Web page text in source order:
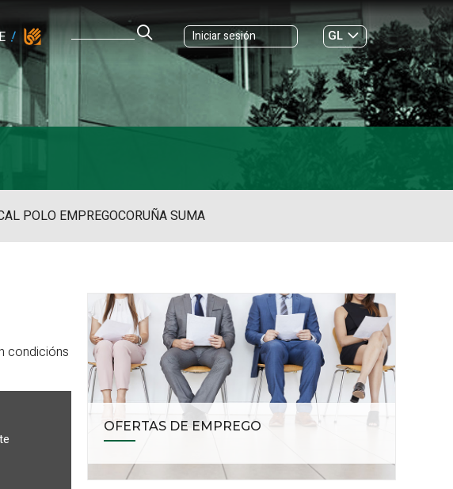
Iniciar sesión
GL
ES|
POLO EMPREGOCORUÑA SUMA
condicións
OFERTAS DE EMPREGO